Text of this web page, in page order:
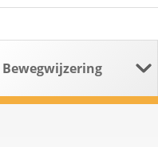
Bewegwijzering